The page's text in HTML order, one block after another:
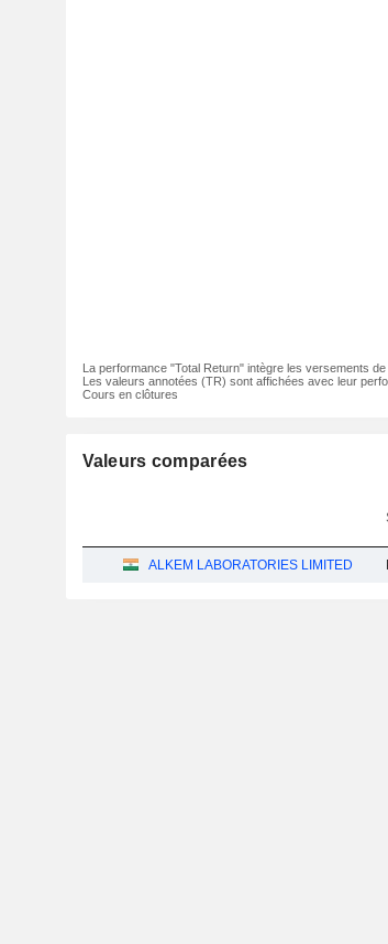
La performance "Total Return" intègre les versements
Les valeurs annotées (TR) sont affichées avec leur
Cours en clôtures
Valeurs comparées
ALKEM LABORATORIES LIMITED